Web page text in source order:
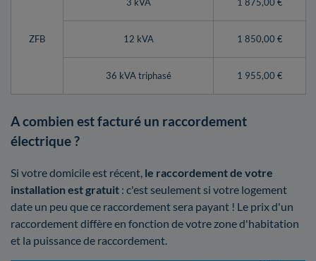
ZFB 12 kVA 1 850,00 €
36 kVA triphasé 1 955,00 €
A combien est facturé un raccordement
électrique ?
Si votre domicile est récent, le raccordement de votre
installation est gratuit : c'est seulement si votre logement
date un peu que ce raccordement sera payant ! Le prix d'un
raccordement diffère en fonction de votre zone d'habitation
et la puissance de raccordement.